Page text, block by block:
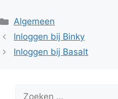
Categorieën
Algemeen
Inloggen bij Binky
Inloggen bij Basalt
Zoek